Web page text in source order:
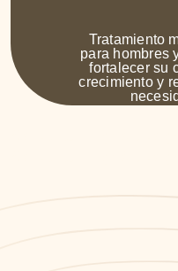
Tratamiento
para hombres
fortalecer su
crecimiento y